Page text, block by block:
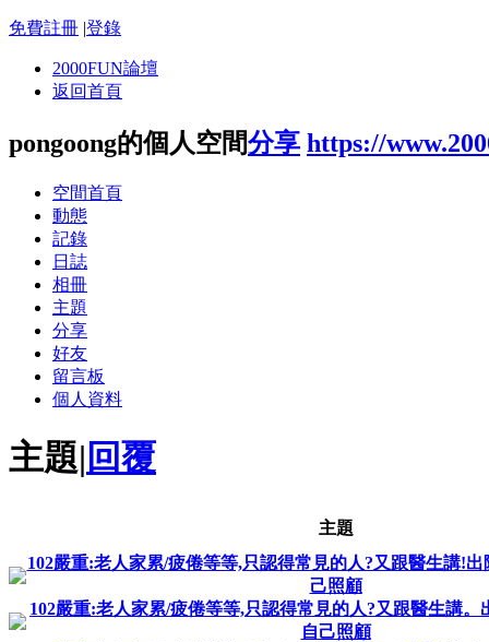
免費註冊 |登錄
2000FUN論壇
返回首頁
pongoong的個人空間分享 https://
空間首頁
動態
記錄
日誌
相冊
主題
分享
好友
留言板
個人資料
主題| 回覆
主題
102嚴重:老人家累/疲倦等等,只認得常見的人?又跟醫生講!
己照顧
102嚴重:老人家累/疲倦等等,只認得常見的人?又跟醫生講。
自己照顧